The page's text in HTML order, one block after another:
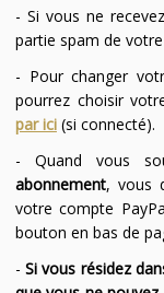
- Si vous ne
partie spam de
- Pour changer
pourrez choisir
par ici(si connecté).
- Quand vous
abonnement, vous
votre compte
bouton en bas de
-Si vous résidez